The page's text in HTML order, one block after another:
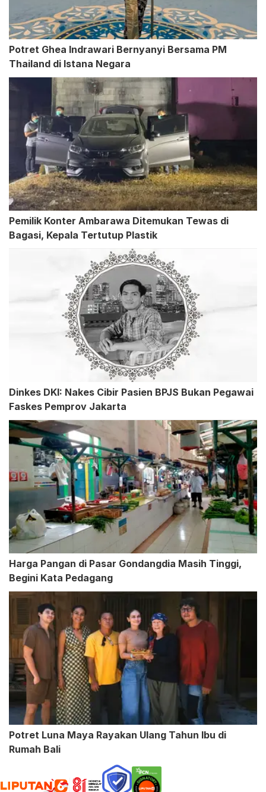
Potret Ghea Indrawari Bernyanyi Bersama PM
Thailand di Istana Negara
Pemilik Konter Ambarawa Ditemukan Tewas di
Bagasi, Kepala Tertutup Plastik
Dinkes DKI: Nakes Cibir Pasien BPJS Bukan Pegawai
Faskes Pemprov Jakarta
Harga Pangan di Pasar Gondangdia Masih Tinggi,
Begini Kata Pedagang
Potret Luna Maya Rayakan Ulang Tahun Ibu di
Rumah Bali